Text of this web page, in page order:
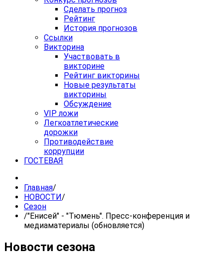
Сделать прогноз
Рейтинг
История прогнозов
Ссылки
Викторина
Участвовать в
викторине
Рейтинг викторины
Новые результаты
викторины
Обсуждение
VIP ложи
Легкоатлетические
дорожки
Противодействие
коррупции
ГОСТЕВАЯ
Главная/
НОВОСТИ/
Сезон
/"Енисей" - "Тюмень". Пресс-конференция и
медиаматериалы (обновляется)
Новости сезона